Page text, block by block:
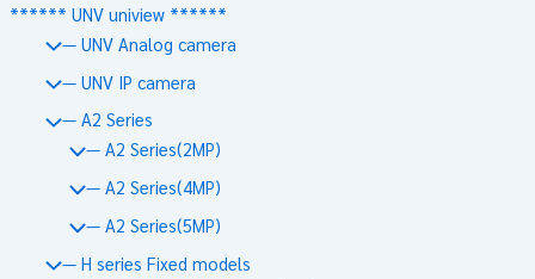
****** UNV uniview ******
— UNV Analog camera
— UNV IP camera
— A2 Series
— A2 Series(2MP)
— A2 Series(4MP)
— A2 Series(5MP)
— H series Fixed models